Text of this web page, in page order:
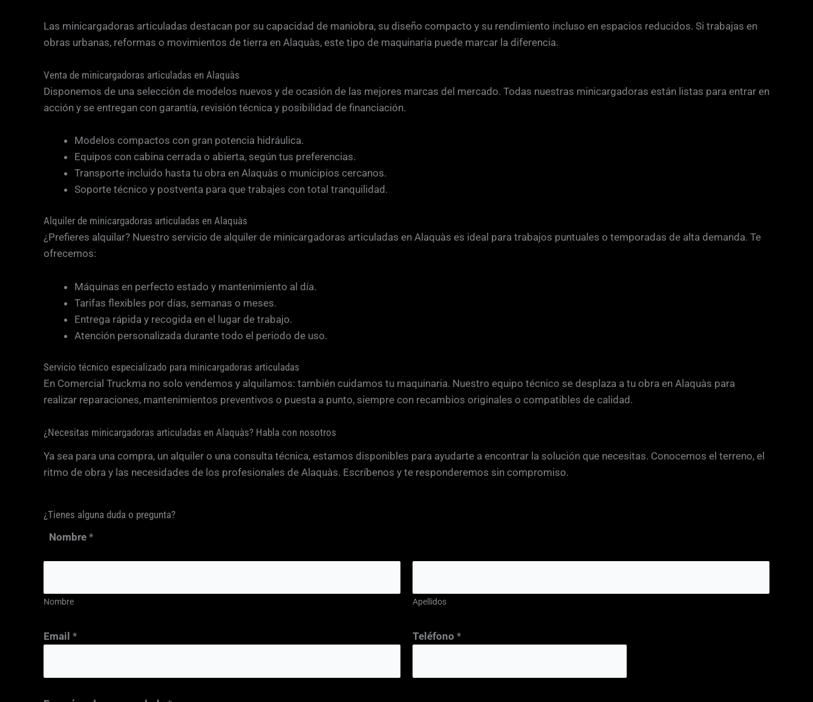
Las minicargadoras articuladas destacan por su capacidad de maniobra, su diseño compacto y su rendimiento incluso en espacios reducidos. Si trabajas en
obras urbanas, reformas o movimientos de tierra en Alaquàs, este tipo de maquinaria puede marcar la diferencia.
Venta de minicargadoras articuladas en Alaquàs
Disponemos de una selección de modelos nuevos y de ocasión de las mejores marcas del mercado. Todas nuestras minicargadoras están listas para entrar en
acción y se entregan con garantía, revisión técnica y posibilidad de financiación.
Modelos compactos con gran potencia hidráulica.
Equipos con cabina cerrada o abierta, según tus preferencias.
Transporte incluido hasta tu obra en Alaquàs o municipios cercanos.
Soporte técnico y postventa para que trabajes con total tranquilidad.
Alquiler de minicargadoras articuladas en Alaquàs
¿Prefieres alquilar? Nuestro servicio de alquiler de minicargadoras articuladas en Alaquàs es ideal para trabajos puntuales o temporadas de alta demanda. Te
ofrecemos:
Máquinas en perfecto estado y mantenimiento al día.
Tarifas flexibles por días, semanas o meses.
Entrega rápida y recogida en el lugar de trabajo.
Atención personalizada durante todo el periodo de uso.
Servicio técnico especializado para minicargadoras articuladas
En Comercial Truckma no solo vendemos y alquilamos: también cuidamos tu maquinaria. Nuestro equipo técnico se desplaza a tu obra en Alaquàs para
realizar reparaciones, mantenimientos preventivos o puesta a punto, siempre con recambios originales o compatibles de calidad.
¿Necesitas minicargadoras articuladas en Alaquàs? Habla con nosotros
Ya sea para una compra, un alquiler o una consulta técnica, estamos disponibles para ayudarte a encontrar la solución que necesitas. Conocemos el terreno, el
ritmo de obra y las necesidades de los profesionales de Alaquàs. Escríbenos y te responderemos sin compromiso.
¿Tienes alguna duda o pregunta?
Nombre *
Nombre Apellidos
Email * Teléfono *